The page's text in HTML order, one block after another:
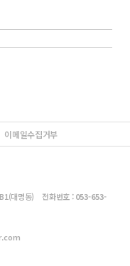
이메일수집거부
B1(대명동) 전화번호 :053-653-